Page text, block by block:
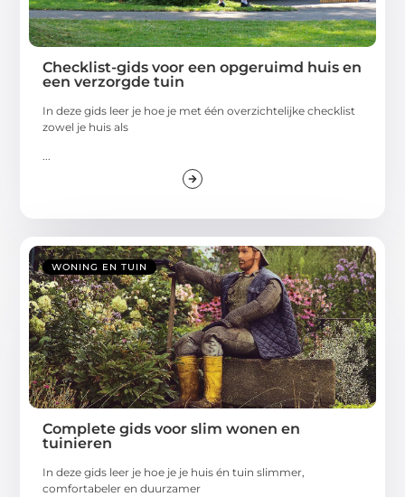
Checklist-gids voor een opgeruimd huis en
een verzorgde tuin
In deze gids leer je hoe je met één overzichtelijke checklist
zowel je huis als
...
WONING EN TUIN
Complete gids voor slim wonen en
tuinieren
In deze gids leer je hoe je je huis én tuin slimmer,
comfortabeler en duurzamer